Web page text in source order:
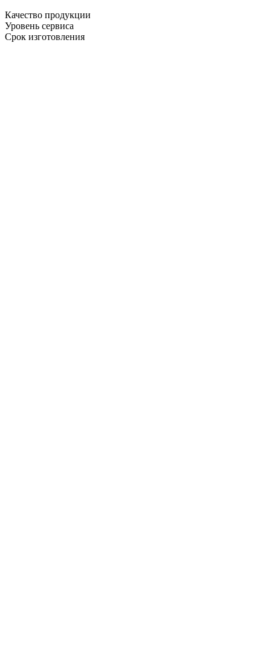
Качество продукции
Уровень сервиса
Срок изготовления